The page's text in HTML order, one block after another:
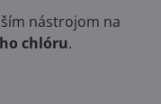
nástrojom na
chlóru.